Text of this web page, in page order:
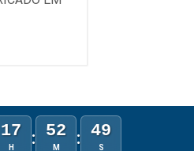
17
H : 52
M : 49
S